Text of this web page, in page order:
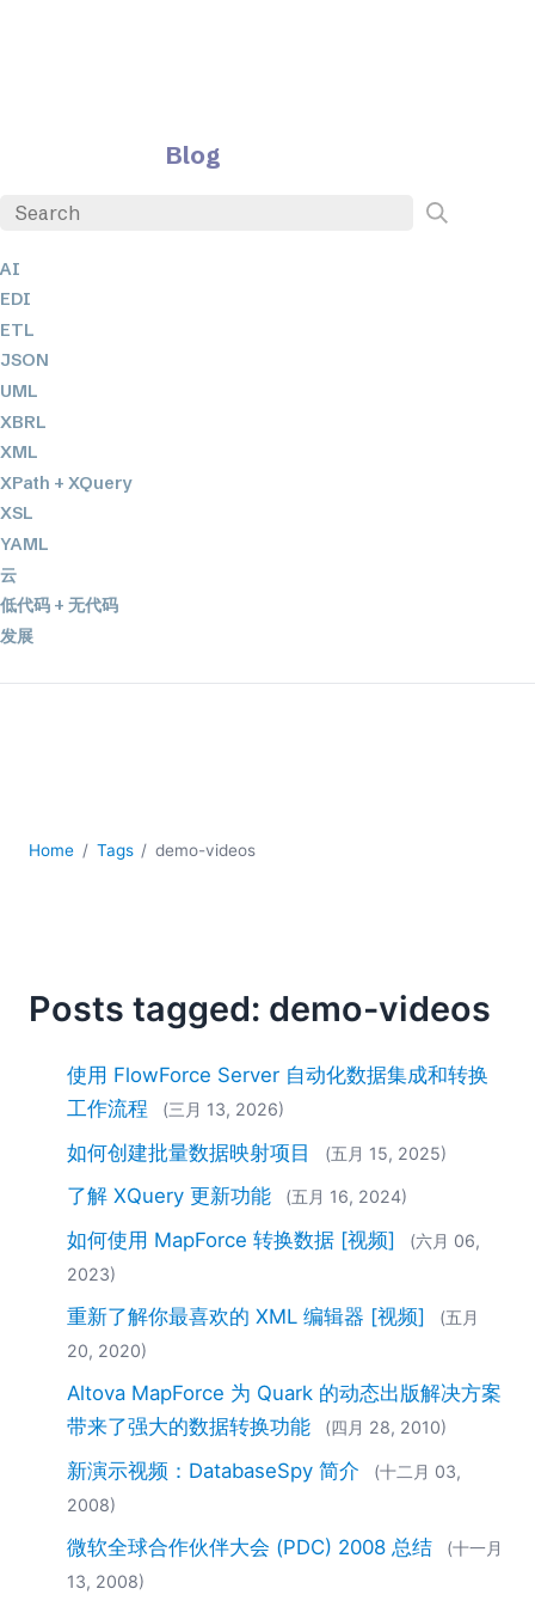
Blog
AI
EDI
ETL
JSON
UML
XBRL
XML
XPath + XQuery
XSL
YAML
云
低代码 + 无代码
发展
2026
2021
2020
2018
2017
2016
2014
2013
2012
2010
2009
2008
2007
Home Tags demo-videos
Posts tagged: demo-videos
使用 FlowForce Server 自动化数据集成和转换
工作流程
(三月 13, 2026)
如何创建批量数据映射项目 (五月 15, 2025)
了解 XQuery 更新功能 (五月 16, 2024)
如何使用 MapForce 转换数据 [视频]
(六月 06,
2023)
重新了解你最喜欢的 XML 编辑器 [视频]
(五月
20, 2020)
Altova MapForce 为 Quark 的动态出版解决方案
带来了强大的数据转换功能
(四月 28, 2010)
新演示视频：DatabaseSpy 简介
(十二月 03,
2008)
微软全球合作伙伴大会 (PDC) 2008 总结
(十一月
13, 2008)